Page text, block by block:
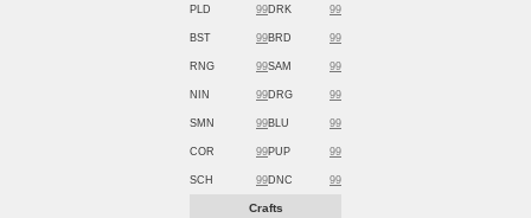
PLD 99DRK 99
BST 99BRD 99
RNG 99SAM 99
NIN 99DRG 99
SMN 99BLU 99
COR 99PUP 99
SCH 99DNC 99
Crafts